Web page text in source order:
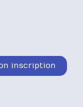
inscription